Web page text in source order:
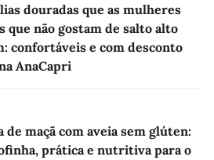
douradas que as mulheres
que não gostam de salto alto
confortáveis e com desconto
AnaCapri
de maçã com aveia sem glúten:
prática e nutritiva para o